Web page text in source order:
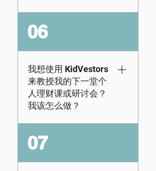
拉伯加泰罗尼亚语中
国人捷克语丹麦语荷
兰语英语芬兰法语
（加拿大和法国）德
语印地语冰岛语意大
利语日本人韩国人挪
威抛光葡萄牙语（巴
西和葡萄牙）罗马尼
亚语俄语西班牙语
（墨西哥、西班牙和
拉丁美洲）瑞典土耳
当然可以！我们提供7
天免费试用选项，学
是，在免费试用期结
束后，为了让学生继
续使用该平台，您需
要登录管理员帐户并
06
我想使用 KidVestors
来教授我的下一堂个
人理财课或研讨会？
我该怎么做？
对于那些希望使用我
们的材料来促进他们
07